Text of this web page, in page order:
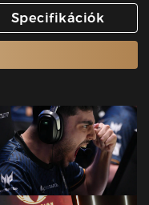
Specifikációk